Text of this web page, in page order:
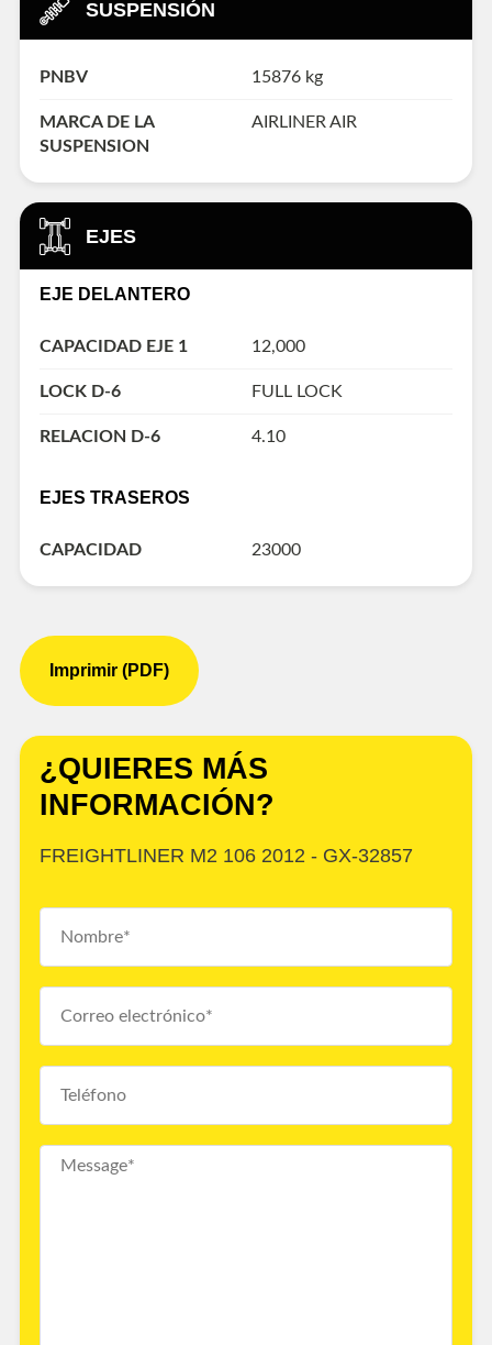
SUSPENSIÓN
PNBV 15876 kg
MARCA DE LA
SUSPENSION
AIRLINER AIR
EJES
EJE DELANTERO
CAPACIDAD EJE 1 12,000
LOCK D-6 FULL LOCK
RELACION D-6 4.10
EJES TRASEROS
CAPACIDAD 23000
Imprimir (PDF)
¿QUIERES MÁS
INFORMACIÓN?
FREIGHTLINER M2 106 2012 - GX-32857